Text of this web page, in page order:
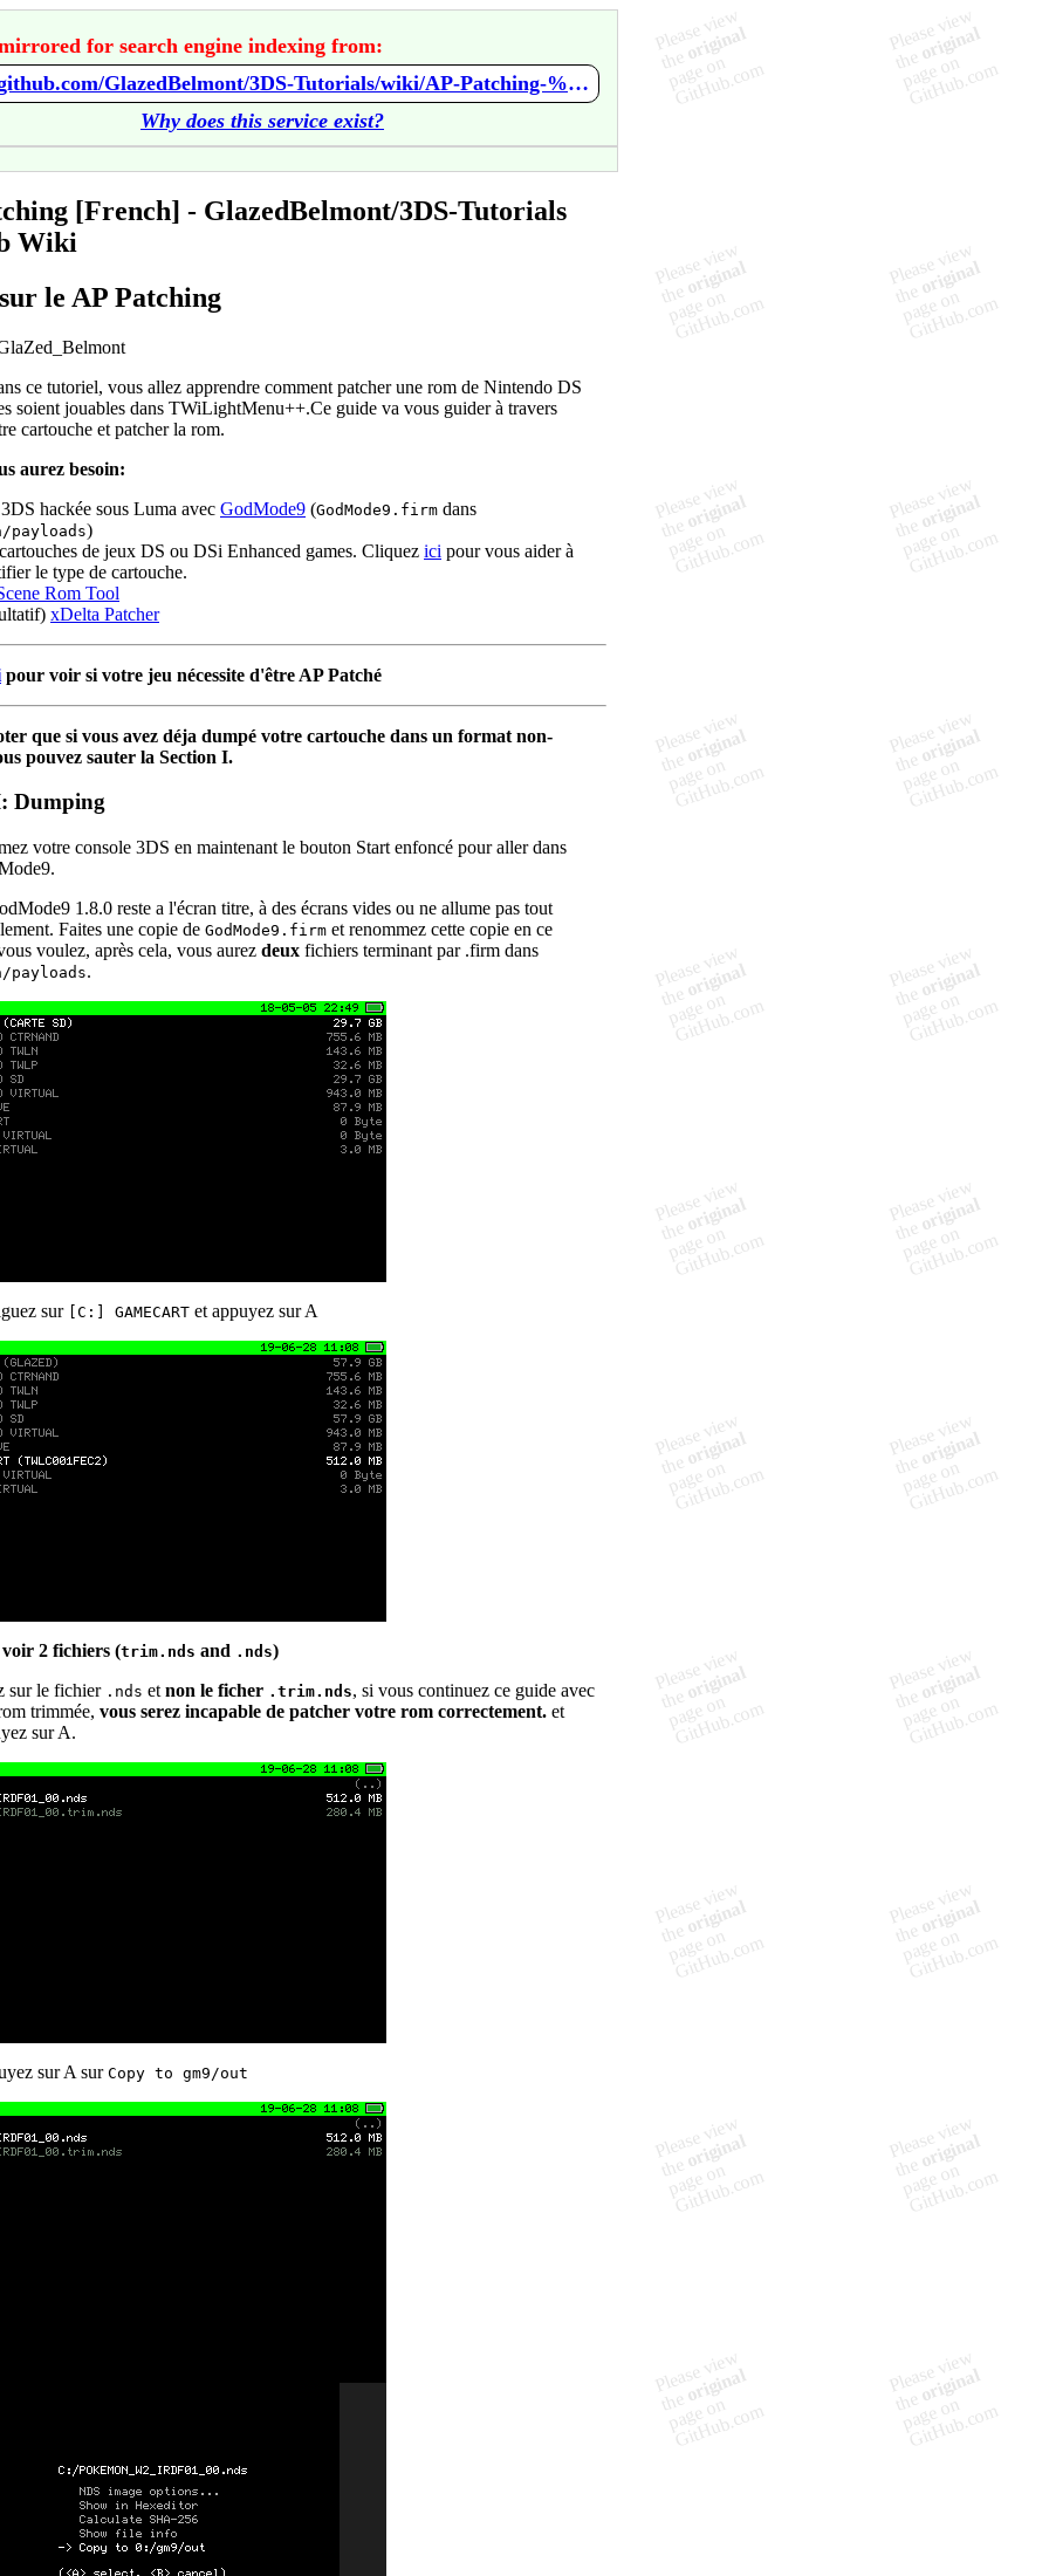
for search engine indexing from:
https://github.com/GlazedBelmont/3DS-Tutorials/wiki/AP-Patching-%5BFrench%5D
Why does this service exist?
[French] - GlazedBelmont/3DS-Tutorials
Wiki
le AP Patching
ce tutoriel, vous allez apprendre comment patcher une rom de Nintendo DS
soient jouables dans TWiLightMenu++.Ce guide va vous guider à travers
cartouche et patcher la rom.
aurez besoin:
hackée sous Luma avec GodMode9 (GodMode9.firm dans
payloads)
de jeux DS ou DSi Enhanced games. Cliquez ici pour vous aider à
le type de cartouche.
Rom Tool
xDelta Patcher
pour voir si votre jeu nécessite d'être AP Patché
que si vous avez déja dumpé votre cartouche dans un format non-
pouvez sauter la Section I.
Dumping
votre console 3DS en maintenant le bouton Start enfoncé pour aller dans
1.8.0 reste a l'écran titre, à des écrans vides ou ne allume pas tout
Faites une copie de GodMode9.firm et renommez cette copie en ce
voulez, après cela, vous aurez deux fichiers terminant par .firm dans
payloads.
sur [C:] GAMECART et appuyez sur A
voir 2 fichiers (trim.nds and .nds)
sur le fichier .nds et non le ficher .trim.nds, si vous continuez ce guide avec
trimmée, vous serez incapable de patcher votre rom correctement. et
sur A.
sur A sur Copy to gm9/out